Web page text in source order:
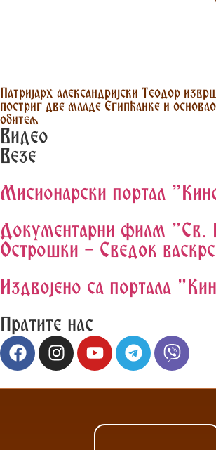
Патријарх александријски Теодор
постриг две младе Египћанке и
обитељ
Видео
Везе
Мисионарски портал
Документарни филм "Св.
Острошки - Сведок
Издвојено са портала
Пратите нас